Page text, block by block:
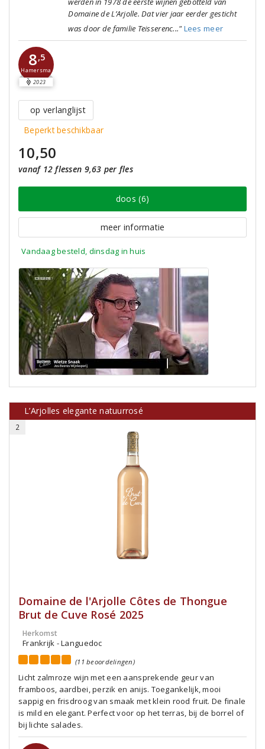
Domaine de L’Arjolle. Dat vier jaar eerder gesticht
was door de familie Teisserenc..." Lees meer
8,5
Hamersma
2023
op verlanglijst
Beperkt beschikbaar
10,50
vanaf 12 flessen 9,63 per fles
doos (6)
meer informatie
Vandaag besteld, dinsdag in huis
L’Arjolles elegante natuurrosé
2
Domaine de l'Arjolle Côtes de Thongue
Brut de Cuve Rosé 2025
Herkomst
Frankrijk - Languedoc
(11 beoordelingen)
Licht zalmroze wijn met een aansprekende geur van
framboos, aardbei, perzik en anijs. Toegankelijk, mooi
sappig en frisdroog van smaak met klein rood fruit. De finale
is mild en elegant. Perfect voor op het terras, bij de borrel of
bij lichte salades.